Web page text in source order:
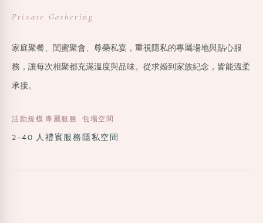
Private Gathering
家庭聚餐、閨蜜聚會、尊榮私宴，重視隱私的專屬場地與貼心服
務，讓每次相聚都充滿溫度與品味。從求婚到家族紀念，皆能溫柔
承接。
活動規模
2–40 人
專屬服務
禮賓服務
包場空間
隱私空間